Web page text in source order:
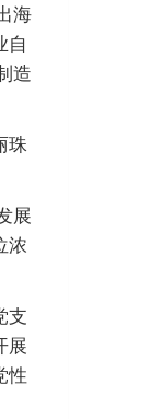
海
自
造
珠
展
浓
支
展
性